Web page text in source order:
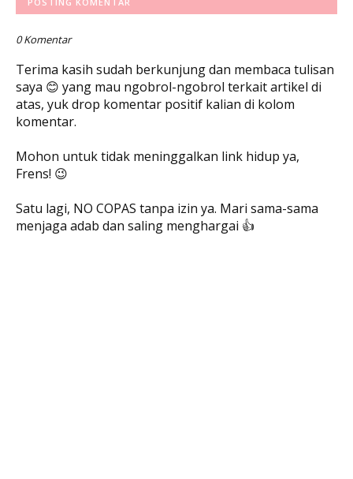
0 Komentar
Terima kasih sudah berkunjung dan membaca tulisan
saya 😊 yang mau ngobrol-ngobrol terkait artikel di
atas, yuk drop komentar positif kalian di kolom
komentar.
Mohon untuk tidak meninggalkan link hidup ya,
Frens! 😉
Satu lagi, NO COPAS tanpa izin ya. Mari sama-sama
menjaga adab dan saling menghargai 👍